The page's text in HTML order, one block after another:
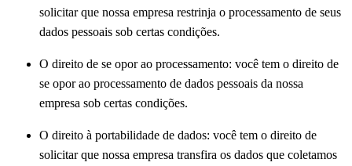
solicitar que nossa empresa restrinja o processamento de seus
dados pessoais sob certas condições.
O direito de se opor ao processamento: você tem o direito de
se opor ao processamento de dados pessoais da nossa
empresa sob certas condições.
O direito à portabilidade de dados: você tem o direito de
solicitar que nossa empresa transfira os dados que coletamos